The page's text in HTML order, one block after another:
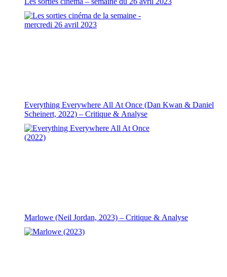
Everything Everywhere All At Once (Dan Kwan & Daniel
Scheinert, 2022) – Critique & Analyse
Marlowe (Neil Jordan, 2023) – Critique & Analyse